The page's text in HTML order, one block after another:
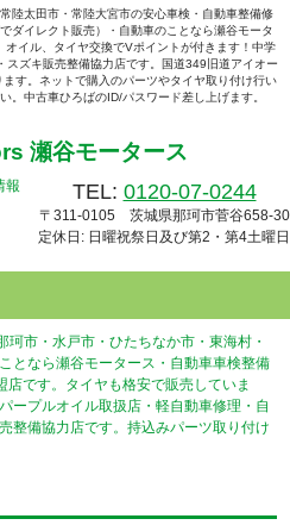
陸太田市・常陸大宮市の安心車検・自動車整備修
ダイレクト販売）・自動車のことなら瀬谷モータ
イル、タイヤ交換でVポイントが付きます！中学
ズキ販売整備協力店です。国道349旧道アイオー
す。ネットで購入のパーツやタイヤ取り付け行い
。中古車ひろばのID/パスワード差し上げます。
TEL: 0120-07-0244
〒311-0105 茨城県那珂市菅谷658-30
定休日: 日曜祝祭日及び第2・第4土曜日
珂市・水戸市・ひたちなか市・東海村・
となら瀬谷モータース・自動車車検整備
です。タイヤも格安で販売していま
ープルオイル取扱店・軽自動車修理・自
整備協力店です。持込みパーツ取り付け